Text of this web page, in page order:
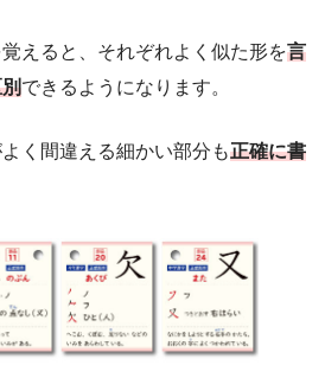
えると、それぞれよく似た形を言
できるようになります。
く間違える細かい部分も正確に書